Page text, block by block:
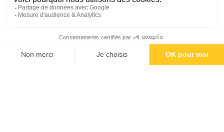
S'inscrire à la newsletter